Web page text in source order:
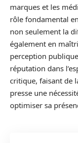
marques et les
rôle fondamental
non seulement la
également en
perception
réputation dans
critique, faisant de
presse une
optimiser sa